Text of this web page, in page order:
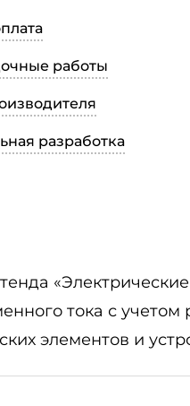
работы
разработка
тока с учетом
элементов и